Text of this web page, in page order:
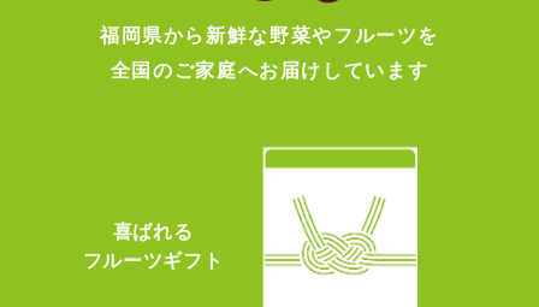
福岡県から新鮮な野菜やフルーツを
全国のご家庭へお届けしています
喜ばれる
フルーツギフト